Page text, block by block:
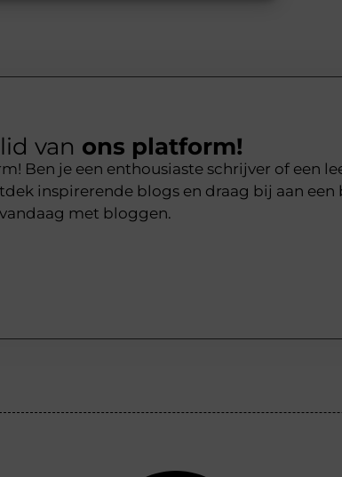
van ons platform!
Ben je een enthousiaste schrijver of een
inspirerende blogs en draag bij aan een
met bloggen.